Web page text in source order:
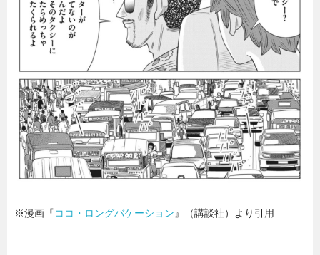
※漫画『ココ・ロングバケーション 』（講談社）より引用